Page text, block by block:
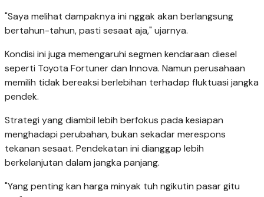
"Saya melihat dampaknya ini nggak akan berlangsung
bertahun-tahun, pasti sesaat aja," ujarnya.
Kondisi ini juga memengaruhi segmen kendaraan diesel
seperti Toyota Fortuner dan Innova. Namun perusahaan
memilih tidak bereaksi berlebihan terhadap fluktuasi jangka
pendek.
Strategi yang diambil lebih berfokus pada kesiapan
menghadapi perubahan, bukan sekadar merespons
tekanan sesaat. Pendekatan ini dianggap lebih
berkelanjutan dalam jangka panjang.
"Yang penting kan harga minyak tuh ngikutin pasar gitu